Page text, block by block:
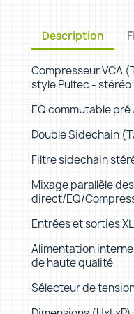
Description
Compresseur VCA
style Pultec - stéréo
EQ commutable
Double Sidechain
Filtre sidechain
Mixage parallèle
direct/EQ/
Entrées et sorties
Alimentation
de haute qualité
Sélecteur de